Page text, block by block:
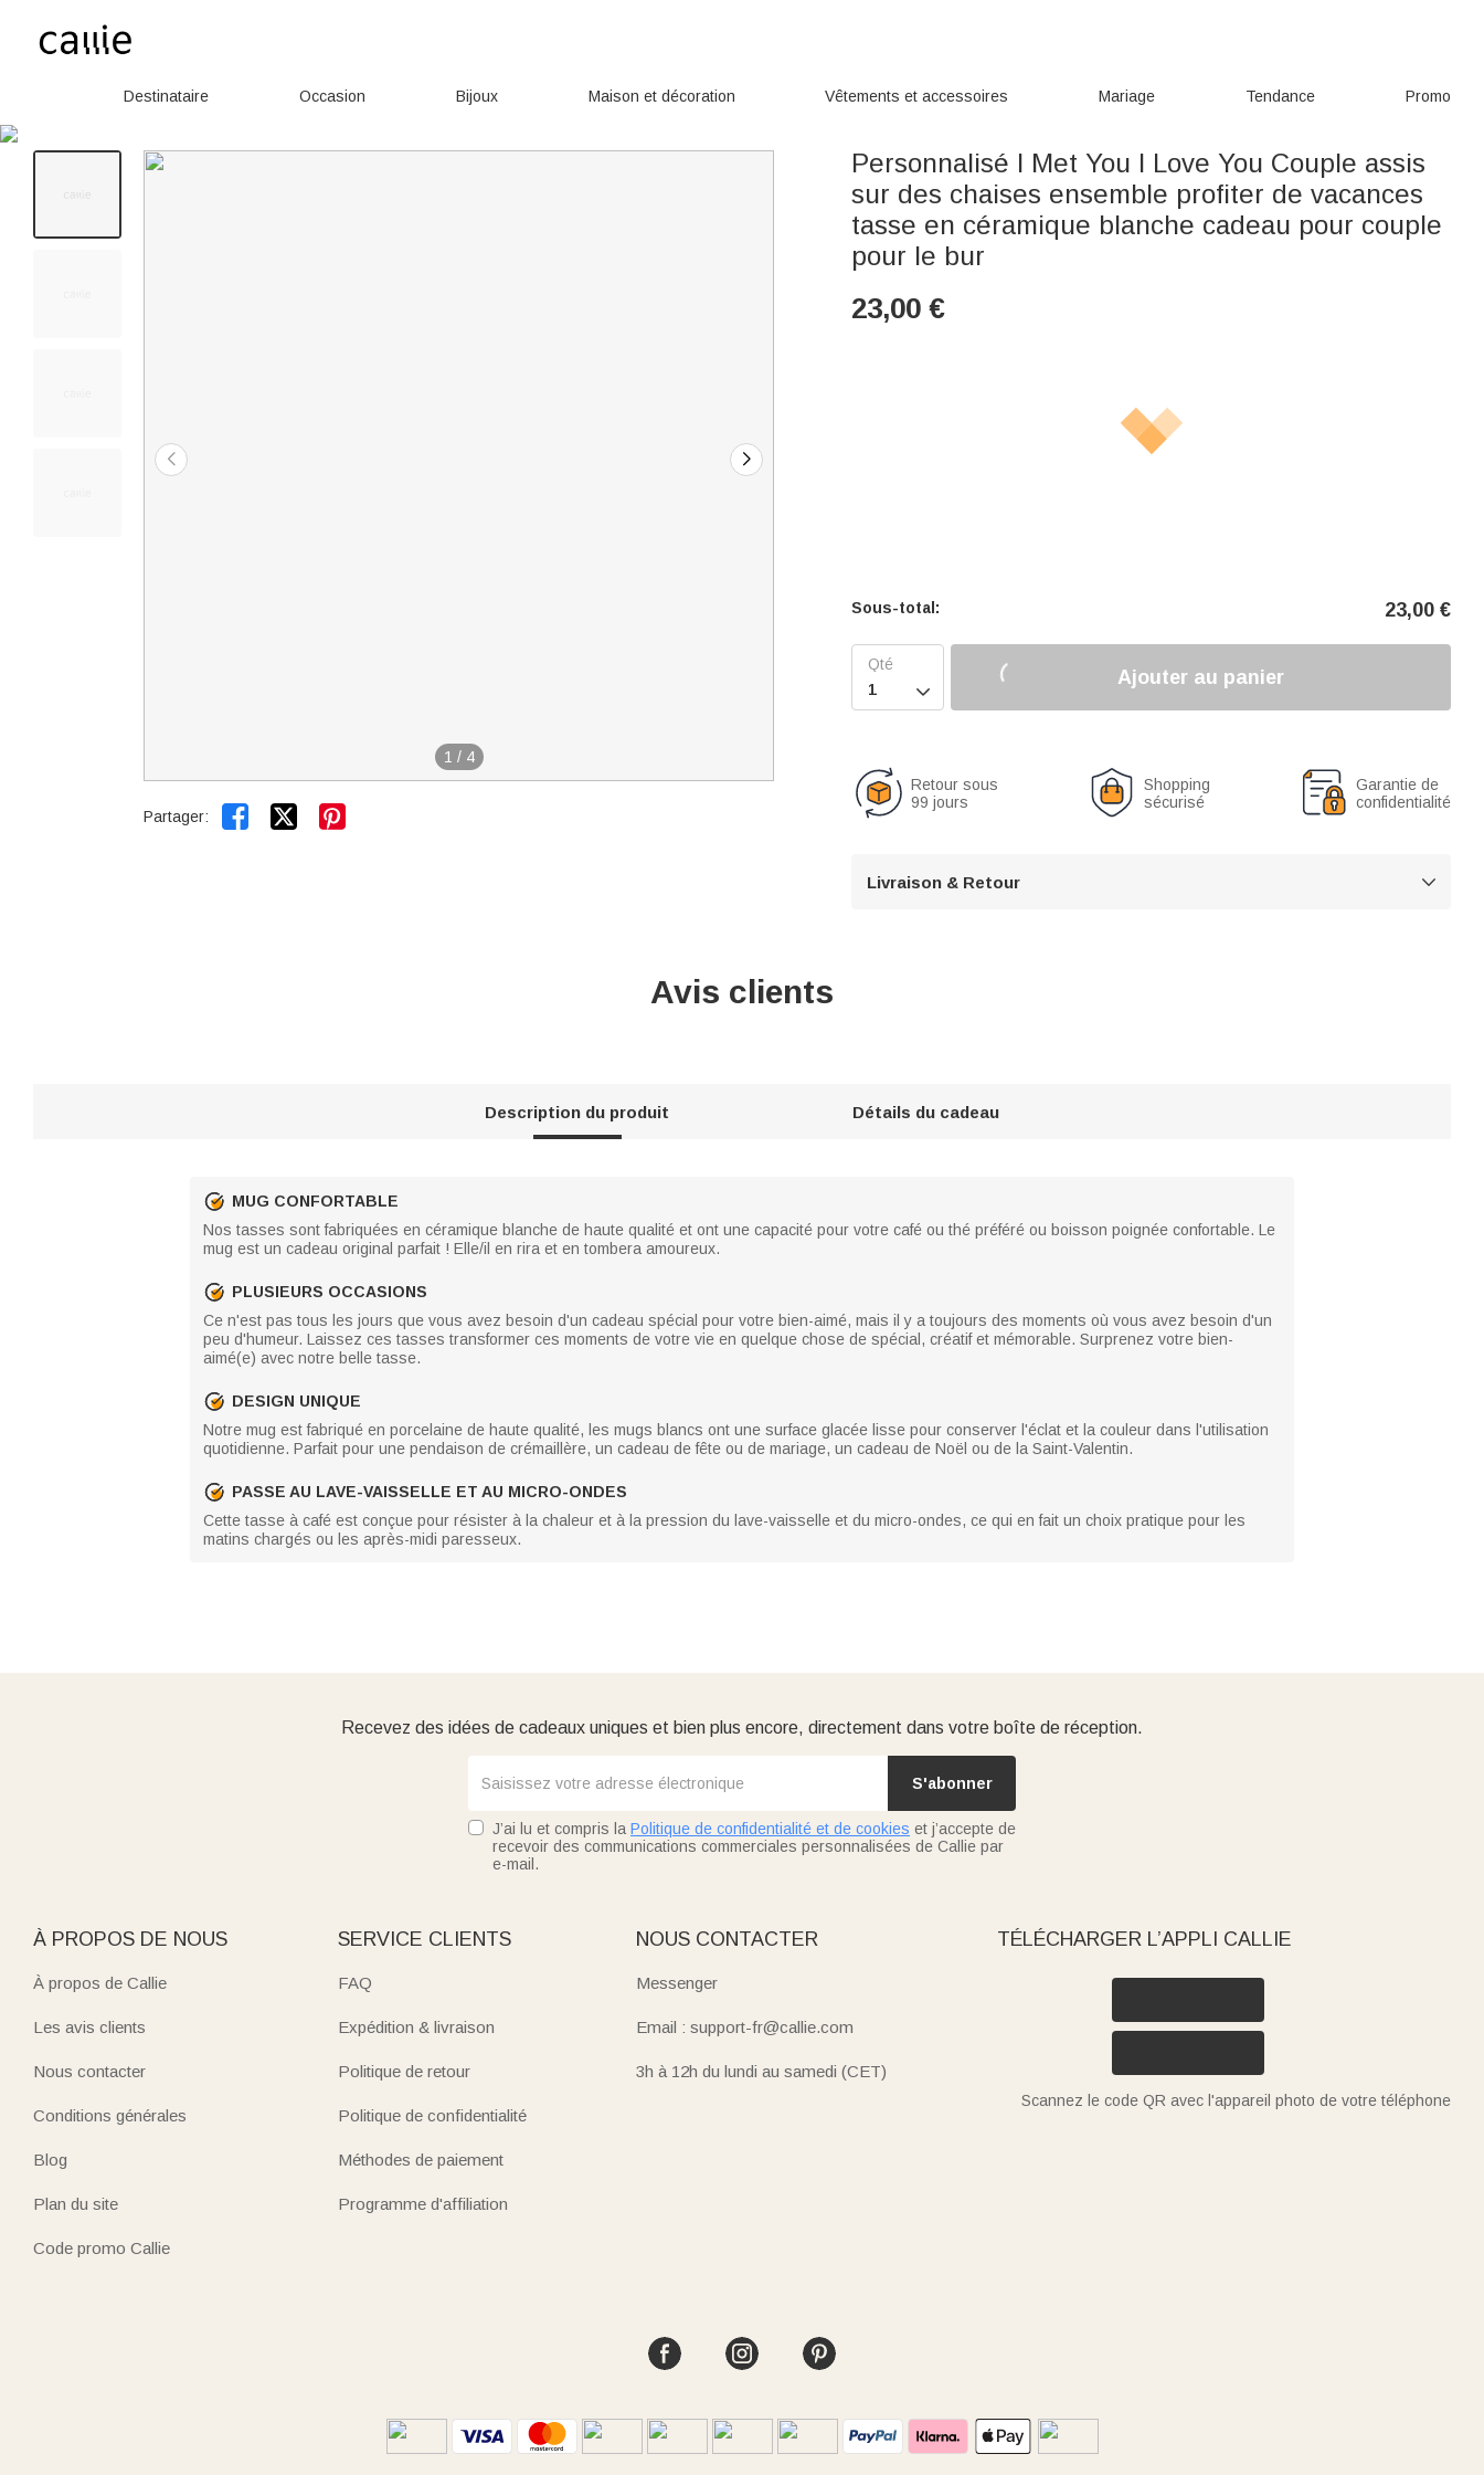
Destinataire Occasion Bijoux Maison et décoration Vêtements et accessoires Mariage Tendance Promo
1 / 4
Partager:  
Personnalisé I Met You I Love You Couple assis
sur des chaises ensemble profiter de vacances
tasse en céramique blanche cadeau pour couple
pour le bur
23,00 €
Sous-total: 23,00 €

Ajouter au panier
Retour sous
99 jours
Shopping
sécurisé
Garantie de
confidentialité
Livraison & Retour 
Avis clients
Description du produit Détails du cadeau
MUG CONFORTABLE
Nos tasses sont fabriquées en céramique blanche de haute qualité et ont une capacité pour votre café ou thé préféré ou boisson poignée confortable. Le
mug est un cadeau original parfait ! Elle/il en rira et en tombera amoureux.
PLUSIEURS OCCASIONS
Ce n'est pas tous les jours que vous avez besoin d'un cadeau spécial pour votre bien-aimé, mais il y a toujours des moments où vous avez besoin d'un
peu d'humeur. Laissez ces tasses transformer ces moments de votre vie en quelque chose de spécial, créatif et mémorable. Surprenez votre bien-
aimé(e) avec notre belle tasse.
DESIGN UNIQUE
Notre mug est fabriqué en porcelaine de haute qualité, les mugs blancs ont une surface glacée lisse pour conserver l'éclat et la couleur dans l'utilisation
quotidienne. Parfait pour une pendaison de crémaillère, un cadeau de fête ou de mariage, un cadeau de Noël ou de la Saint-Valentin.
PASSE AU LAVE-VAISSELLE ET AU MICRO-ONDES
Cette tasse à café est conçue pour résister à la chaleur et à la pression du lave-vaisselle et du micro-ondes, ce qui en fait un choix pratique pour les
matins chargés ou les après-midi paresseux.
Recevez des idées de cadeaux uniques et bien plus encore, directement dans votre boîte de réception.
S'abonner
J’ai lu et compris la Politique de confidentialité et de cookies et j’accepte de
recevoir des communications commerciales personnalisées de Callie par
e-mail.
À PROPOS DE NOUS
À propos de Callie
Les avis clients
Nous contacter
Conditions générales
Blog
Plan du site
Code promo Callie
SERVICE CLIENTS
FAQ
Expédition & livraison
Politique de retour
Politique de confidentialité
Méthodes de paiement
Programme d'affiliation
NOUS CONTACTER
Messenger
Email : support-fr@callie.com
3h à 12h du lundi au samedi (CET)
TÉLÉCHARGER L’APPLI CALLIE
Scannez le code QR avec l'appareil photo de votre téléphone